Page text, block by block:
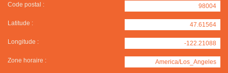
Code postal : 98004
Latitude : 47.61564
Longitude : -122.21088
Zone horaire : America/Los_Angeles